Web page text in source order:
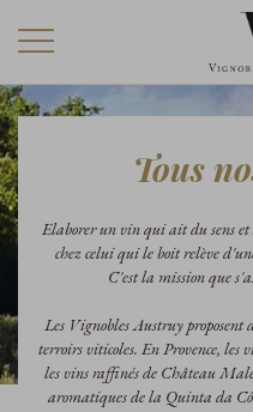
Tous
Elaborer un vin qui ait du sens
chez celui qui le boit relève
C'est la mission que
Les Vignobles Austruy proposent
terroirs viticoles. En Provence, les
les vins raffinés de Château
aromatiques de la Quinta da